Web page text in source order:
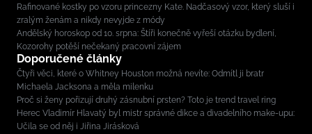
Rafinované kostky po vzoru princezny Kate. Nadčasový vzor, který sluší i
zralým ženám a nikdy nevyjde z módy
Andělský horoskop od 10. srpna: Štíři konečně vyřeší otázku bydlení,
Kozorohy potěší nečekaný pracovní zájem
Doporučené články
Čtyři věci, které o Whitney Houston možná nevíte: Odmítl ji bratr
Michaela Jacksona a měla milenku
Proč si ženy pořizují druhý zásnubní prsten? Toto je trend travel ring
Herec Vladimír Hlavatý byl mistr správné dikce a divadelního make-upu:
Učila se od něj i Jiřina Jirásková